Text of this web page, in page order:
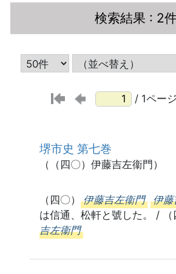
検索結果 : 2
/ 1ページ
堺市史 第七巻
（（四〇）伊藤吉左衞門）
（四〇） 伊藤吉左衞門 伊
は信通、松軒と號した。 / （
吉左衞門